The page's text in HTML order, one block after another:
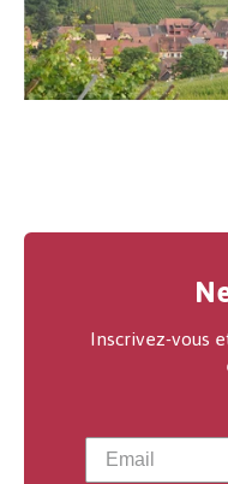
Inscrivez-vous